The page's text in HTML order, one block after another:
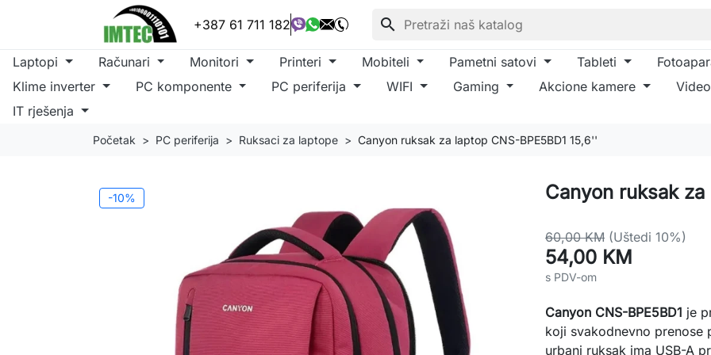
+387 61 711 182 search
Laptopi Računari Monitori Printeri Mobiteli Pametni satovi Tableti
Klime inverter
PC komponente PC periferija WIFI Gaming Akcione kamere
IT rješenja
Početak PC periferija Ruksaci za laptope Canyon ruksak za laptop CNS-BPE5BD1 15,6''
-10% Canyon ruksak za
60,00 KM (Uštedi 10%)
54,00 KM
s PDV-om
Canyon CNS-BPE5BD1 je
koji svakodnevno prenose
urbani ruksak ima USB-A